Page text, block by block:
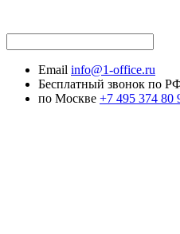
Email info@1-office.ru
Бесплатный звонок по
по Москве +7 495 374 80